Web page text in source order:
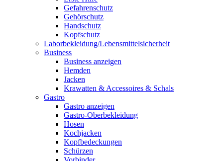
Gefahrenschutz
Gehörschutz
Handschutz
Kopfschutz
Laborbekleidung/Lebensmittelsicherheit
Business
Business anzeigen
Hemden
Jacken
Krawatten & Accessoires & Schals
Gastro
Gastro anzeigen
Gastro-Oberbekleidung
Hosen
Kochjacken
Kopfbedeckungen
Schürzen